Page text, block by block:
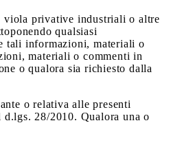
viola privative industriali o altre
qualsiasi
tali informazioni, materiali o
materiali o commenti in
o qualora sia richiesto dalla
o relativa alle presenti
28/2010. Qualora una o